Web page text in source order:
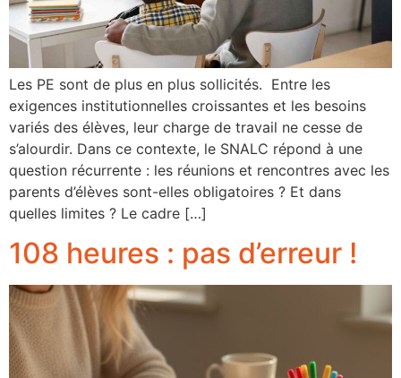
Les PE sont de plus en plus sollicités. Entre les
exigences institutionnelles croissantes et les besoins
variés des élèves, leur charge de travail ne cesse de
s’alourdir. Dans ce contexte, le SNALC répond à une
question récurrente : les réunions et rencontres avec les
parents d’élèves sont-elles obligatoires ? Et dans
quelles limites ? Le cadre […]
108 heures : pas d’erreur !